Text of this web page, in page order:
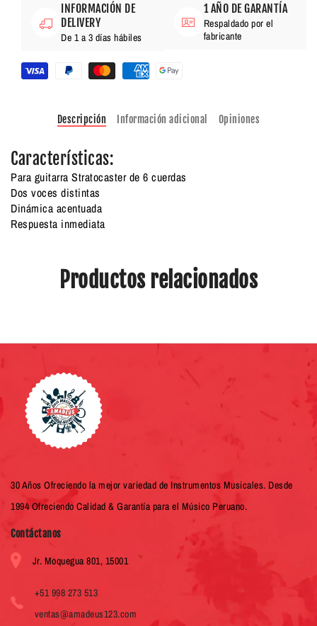
INFORMACIÓN DE
DELIVERY
De 1 a 3 días hábiles
1 AÑO DE GARANTÍA
Respaldado por el
fabricante
Descripción Información adicional Opiniones
Características:
Para guitarra Stratocaster de 6 cuerdas
Dos voces distintas
Dinámica acentuada
Respuesta inmediata
Productos relacionados
30 Años Ofreciendo la mejor variedad de Instrumentos Musicales. Desde
1994 Ofreciendo Calidad & Garantía para el Músico Peruano.
Contáctanos
Jr. Moquegua 801, 15001
+51 998 273 513
ventas@amadeus123.com